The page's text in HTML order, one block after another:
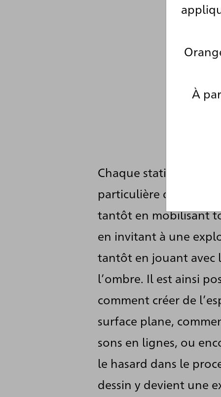
Chaque station
particulière du dessin
tantôt en mobilisant
en invitant à une
tantôt en jouant avec
l’ombre. Il est ainsi
comment créer de
surface plane,
sons en lignes, ou
le hasard dans le
dessin y devient une
À